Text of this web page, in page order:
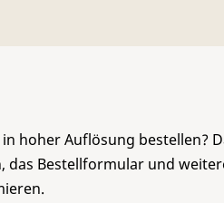
hoher Auflösung bestellen?
das Bestellformular und